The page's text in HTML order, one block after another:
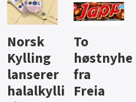
Knalltall
for Açai
Bowl
Aass vil
bli
førstevalg
i lite-